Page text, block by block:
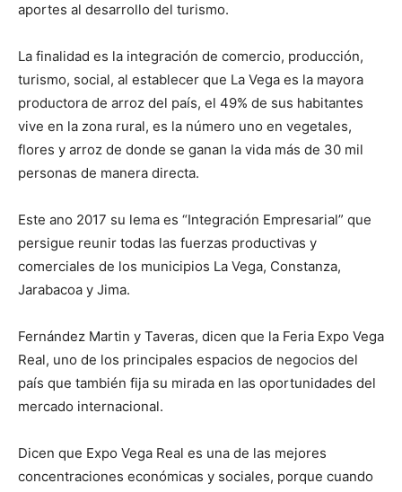
aportes al desarrollo del turismo.
La finalidad es la integración de comercio, producción,
turismo, social, al establecer que La Vega es la mayora
productora de arroz del país, el 49% de sus habitantes
vive en la zona rural, es la número uno en vegetales,
flores y arroz de donde se ganan la vida más de 30 mil
personas de manera directa.
Este ano 2017 su lema es “Integración Empresarial” que
persigue reunir todas las fuerzas productivas y
comerciales de los municipios La Vega, Constanza,
Jarabacoa y Jima.
Fernández Martin y Taveras, dicen que la Feria Expo Vega
Real, uno de los principales espacios de negocios del
país que también fija su mirada en las oportunidades del
mercado internacional.
Dicen que Expo Vega Real es una de las mejores
concentraciones económicas y sociales, porque cuando